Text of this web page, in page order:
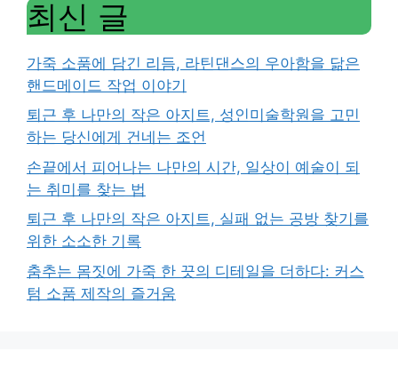
최신 글
가죽 소품에 담긴 리듬, 라틴댄스의 우아함을 닮은
핸드메이드 작업 이야기
퇴근 후 나만의 작은 아지트, 성인미술학원을 고민
하는 당신에게 건네는 조언
손끝에서 피어나는 나만의 시간, 일상이 예술이 되
는 취미를 찾는 법
퇴근 후 나만의 작은 아지트, 실패 없는 공방 찾기를
위한 소소한 기록
춤추는 몸짓에 가죽 한 끗의 디테일을 더하다: 커스
텀 소품 제작의 즐거움